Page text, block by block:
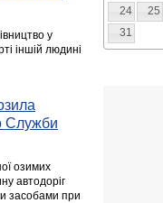
у
іншій людині
Служби
озимих
автодоріг
засобами при
24
25
31